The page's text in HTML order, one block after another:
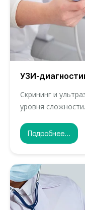
УЗИ-
Скрининг и
уровня сложности.
Подробнее...